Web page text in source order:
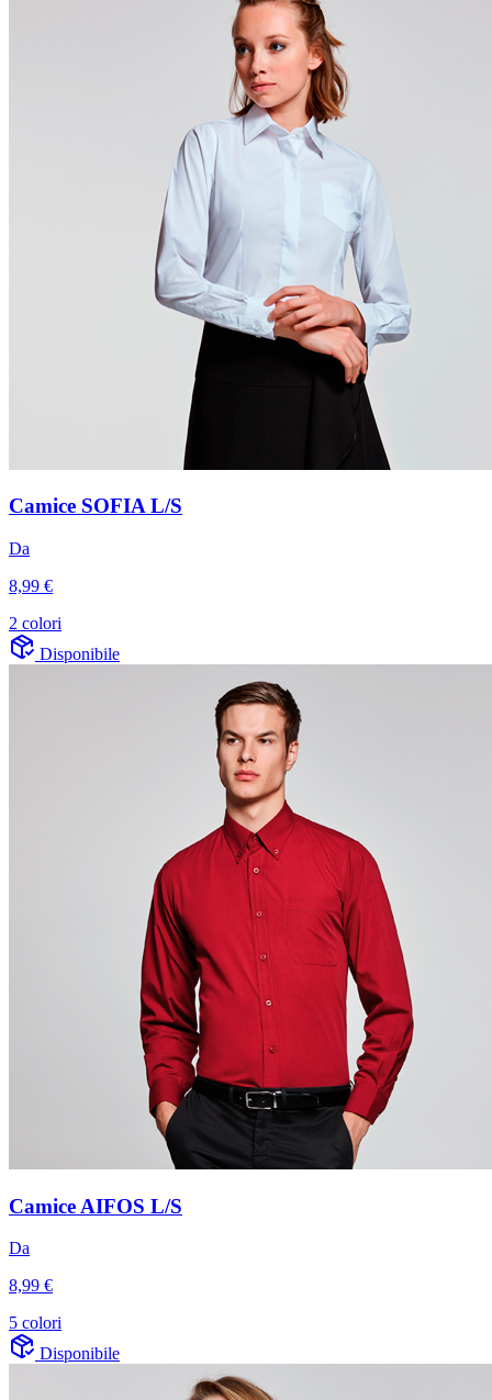
Camice SOFIA L/S
Da
8,99 €
2 colori
Disponibile
Camice AIFOS L/S
Da
8,99 €
5 colori
Disponibile